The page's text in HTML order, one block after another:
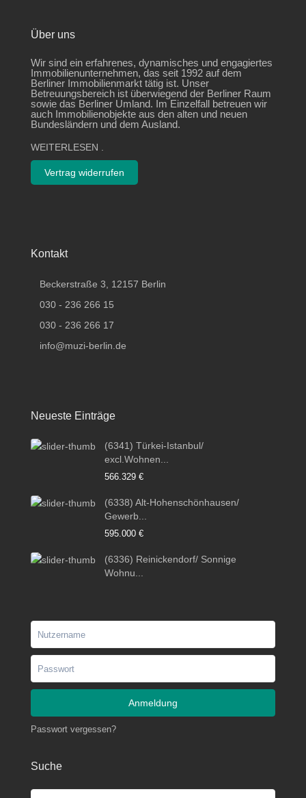
Über uns
Wir sind ein erfahrenes, dynamisches und engagiertes
Immobilienunternehmen, das seit 1992 auf dem
Berliner Immobilienmarkt tätig ist. Unser
Betreuungsbereich ist überwiegend der Berliner Raum
sowie das Berliner Umland. Im Einzelfall betreuen wir
auch Immobilienobjekte aus den alten und neuen
Bundesländern und dem Ausland.
WEITERLESEN
Vertrag widerrufen
Kontakt
Beckerstraße 3, 12157 Berlin
030 - 236 266 15
030 - 236 266 17
info@muzi-berlin.de
Neueste Einträge
(6341) Türkei-Istanbul/
excl.Wohnen...
566.329 €
(6338) Alt-Hohenschönhausen/
Gewerb...
595.000 €
(6336) Reinickendorf/ Sonnige
Wohnu...
Anmeldung
Passwort vergessen?
Suche